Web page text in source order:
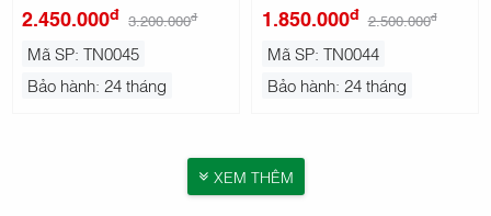
2.450.000đ 3.200.000đ
Mã SP: TN0045
Bảo hành: 24 tháng
1.850.000đ 2.500.000đ
Mã SP: TN0044
Bảo hành: 24 tháng
XEM THÊM